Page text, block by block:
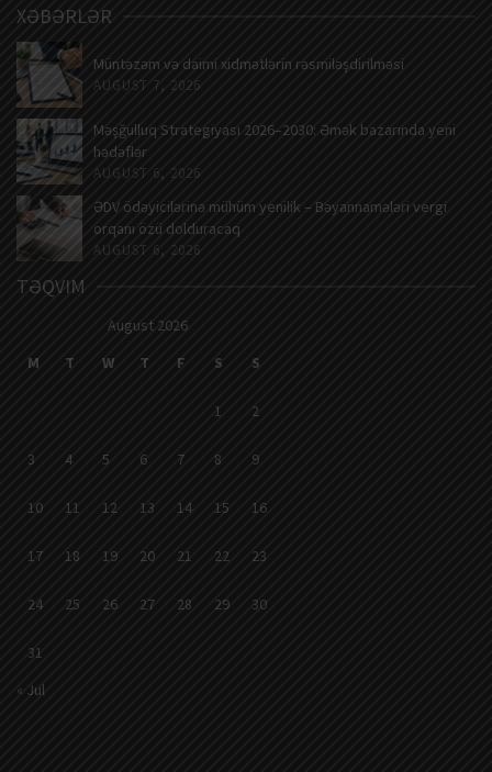
XƏBƏRLƏR
Müntəzəm və daimi xidmətlərin rəsmiləşdirilməsi
AUGUST 7, 2026
Məşğulluq Strategiyası 2026–2030: Əmək bazarında yeni
hədəflər
AUGUST 6, 2026
ƏDV ödəyicilərinə mühüm yenilik – Bəyannamələri vergi
orqanı özü dolduracaq
AUGUST 6, 2026
TƏQVIM
August 2026
M
T W T F S S
1 2
3 4 5 6 7 8 9
10 11 12 13 14 15 16
17 18 19 20 21 22 23
24 25 26 27 28 29 30
31
« Jul